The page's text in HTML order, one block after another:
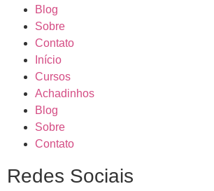
Blog
Sobre
Contato
Início
Cursos
Achadinhos
Blog
Sobre
Contato
Redes Sociais